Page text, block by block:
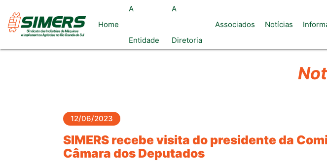
Home
A
Entidade
A
Diretoria
Associados Notícias
12/06/2023
SIMERS recebe visita do presidente da
Câmara dos Deputados